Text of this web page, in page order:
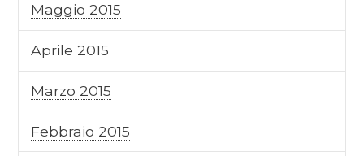
Maggio 2015
Aprile 2015
Marzo 2015
Febbraio 2015